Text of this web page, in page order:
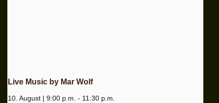
Live Music by Mar Wolf
10. August | 9:00 p.m. - 11:30 p.m.